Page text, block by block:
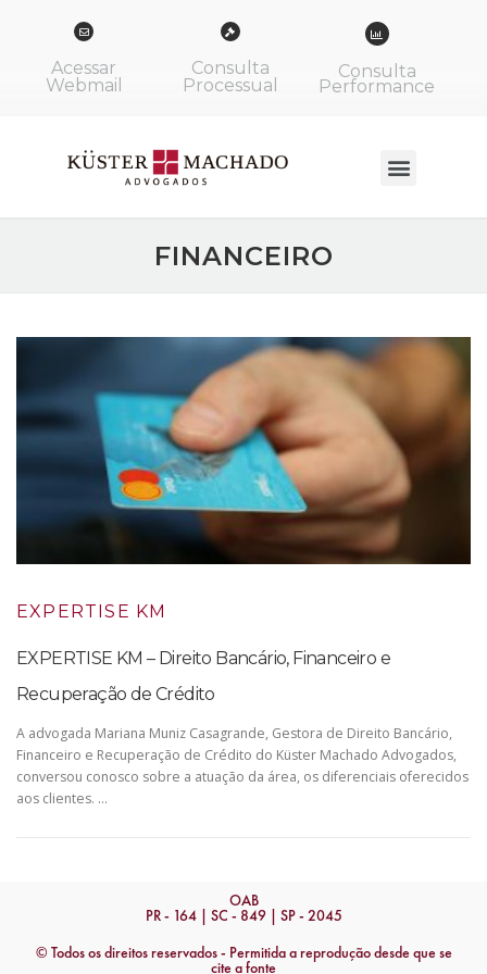
Acessar
Webmail
Consulta
Processual
Consulta
Performance
FINANCEIRO
EXPERTISE KM
EXPERTISE KM – Direito Bancário, Financeiro e
Recuperação de Crédito
A advogada Mariana Muniz Casagrande, Gestora de Direito Bancário,
Financeiro e Recuperação de Crédito do Küster Machado Advogados,
conversou conosco sobre a atuação da área, os diferenciais oferecidos
aos clientes. …
OAB
PR - 164 | SC - 849 | SP - 2045
© Todos os direitos reservados - Permitida a reprodução desde que se
cite a fonte